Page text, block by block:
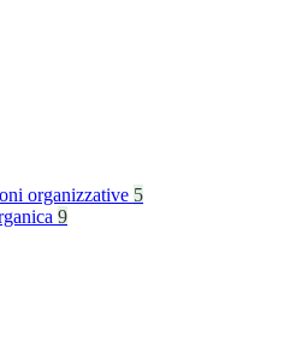
organizzative 5
9